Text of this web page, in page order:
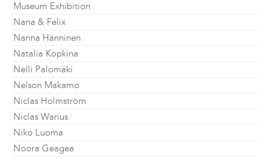
Museum Exhibition
Nana & Felix
Nanna Hänninen
Natalia Kopkina
Nelli Palomäki
Nelson Makamo
Niclas Holmström
Niclas Warius
Niko Luoma
Noora Geagea